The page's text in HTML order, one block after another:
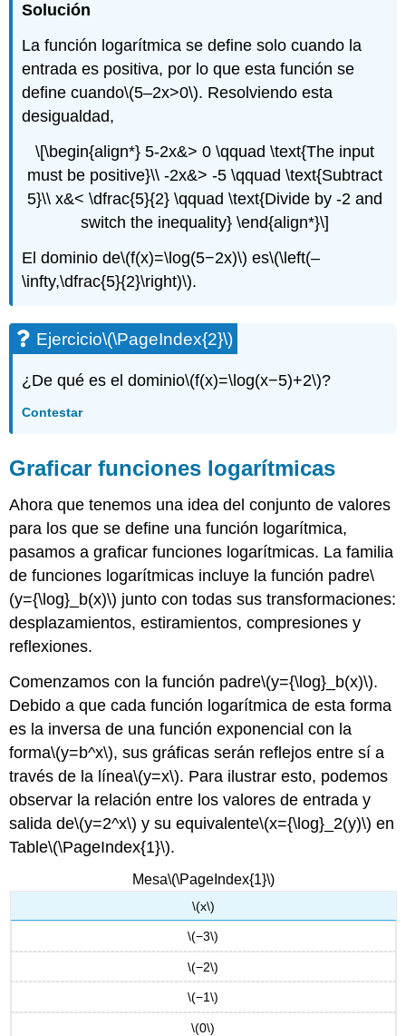
Solución
La función logarítmica se define solo cuando la
entrada es positiva, por lo que esta función se
define cuando\(5–2x>0\). Resolviendo esta
desigualdad,
\[\begin{align*} 5-2x&> 0 \qquad \text{The input
must be positive}\\ -2x&> -5 \qquad \text{Subtract
5}\\ x&< \dfrac{5}{2} \qquad \text{Divide by -2 and
switch the inequality} \end{align*}\]
El dominio de\(f(x)=\log(5−2x)\) es\(\left(–
\infty,\dfrac{5}{2}\right)\).
Ejercicio\(\PageIndex{2}\)
¿De qué es el dominio\(f(x)=\log(x−5)+2\)?
Contestar
Graficar funciones logarítmicas
Ahora que tenemos una idea del conjunto de valores
para los que se define una función logarítmica,
pasamos a graficar funciones logarítmicas. La familia
de funciones logarítmicas incluye la función padre\
(y={\log}_b(x)\) junto con todas sus transformaciones:
desplazamientos, estiramientos, compresiones y
reflexiones.
Comenzamos con la función padre\(y={\log}_b(x)\).
Debido a que cada función logarítmica de esta forma
es la inversa de una función exponencial con la
forma\(y=b^x\), sus gráficas serán reflejos entre sí a
través de la línea\(y=x\). Para ilustrar esto, podemos
observar la relación entre los valores de entrada y
salida de\(y=2^x\) y su equivalente\(x={\log}_2(y)\) en
Table\(\PageIndex{1}\).
Mesa\(\PageIndex{1}\)
\(x\)
\(−3\)
\(−2\)
\(−1\)
\(0\)